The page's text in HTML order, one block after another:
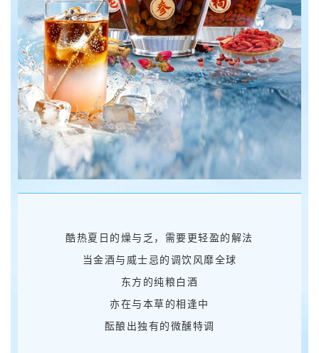
酷热夏日的燥与乏，需要更轻盈的解法
当金酒与威士忌的调饮风靡全球
东方的纯粮白酒
亦在与本草的相逢中
酝酿出独有的微醺特调